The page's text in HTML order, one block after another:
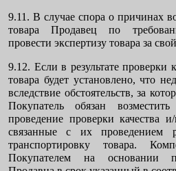
9.11. В случае спора о причинах
товара Продавец по
провести экспертизу товара за
9.12. Если в результате проверки
товара будет установлено, что
вследствие обстоятельств, за
Покупатель обязан
проведение проверки качества
связанные с их проведением
транспортировку товара.
Покупателем на основании